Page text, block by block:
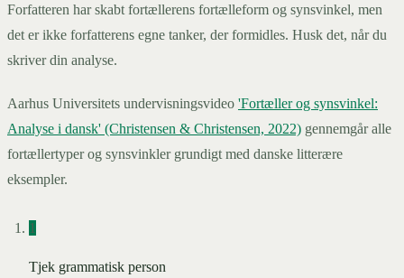
Forfatteren har skabt fortællerens fortælleform og synsvinkel, men
det er ikke forfatterens egne tanker, der formidles. Husk det, når du
skriver din analyse.
Aarhus Universitets undervisningsvideo 'Fortæller og synsvinkel:
Analyse i dansk' (Christensen & Christensen, 2022) gennemgår alle
fortællertyper og synsvinkler grundigt med danske litterære
eksempler.
1
Tjek grammatisk person